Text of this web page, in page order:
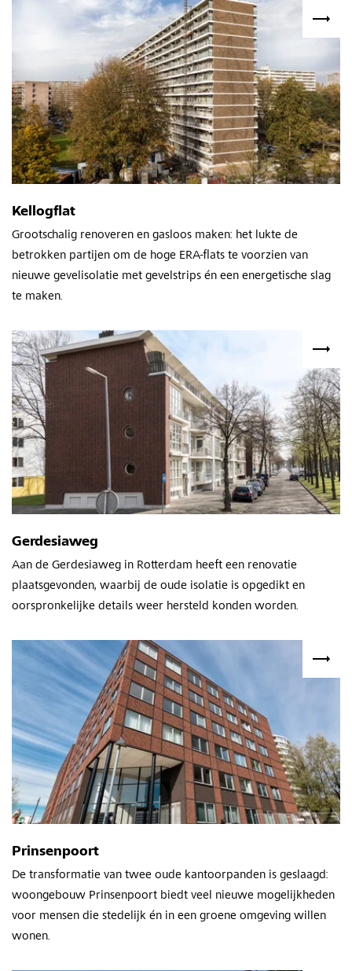
Kellogflat
Grootschalig renoveren en gasloos maken: het lukte de
betrokken partijen om de hoge ERA-flats te voorzien van
nieuwe gevelisolatie met gevelstrips én een energetische slag
te maken.
Gerdesiaweg
Aan de Gerdesiaweg in Rotterdam heeft een renovatie
plaatsgevonden, waarbij de oude isolatie is opgedikt en
oorspronkelijke details weer hersteld konden worden.
Prinsenpoort
De transformatie van twee oude kantoorpanden is geslaagd:
woongebouw Prinsenpoort biedt veel nieuwe mogelijkheden
voor mensen die stedelijk én in een groene omgeving willen
wonen.